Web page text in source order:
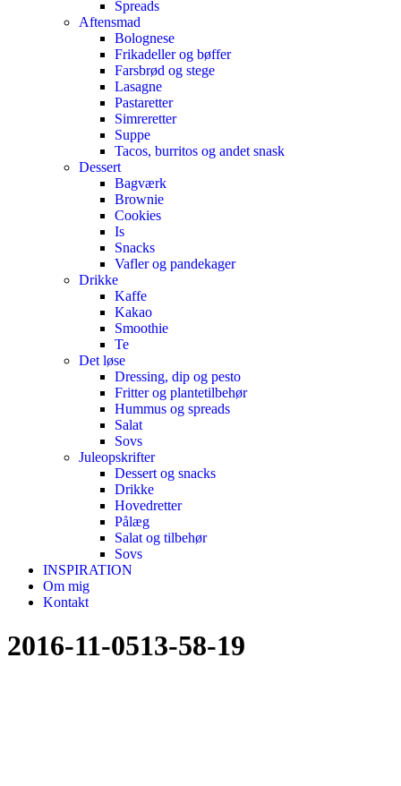
Spreads
Aftensmad
Bolognese
Frikadeller og bøffer
Farsbrød og stege
Lasagne
Pastaretter
Simreretter
Suppe
Tacos, burritos og andet snask
Dessert
Bagværk
Brownie
Cookies
Is
Snacks
Vafler og pandekager
Drikke
Kaffe
Kakao
Smoothie
Te
Det løse
Dressing, dip og pesto
Fritter og plantetilbehør
Hummus og spreads
Salat
Sovs
Juleopskrifter
Dessert og snacks
Drikke
Hovedretter
Pålæg
Salat og tilbehør
Sovs
INSPIRATION
Om mig
Kontakt
2016-11-0513-58-19